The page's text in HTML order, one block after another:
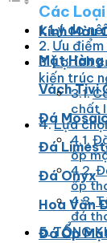
Các
Kính Màu
Mặt
Vách Tivi
Đá
Đá
Đá Onyx
Hoa Văn
Đá Ốp
Lý do
Ưu
Lợi ích
kiến trúc
chất
Lựa
ốp
ốp
đá
TỔNG